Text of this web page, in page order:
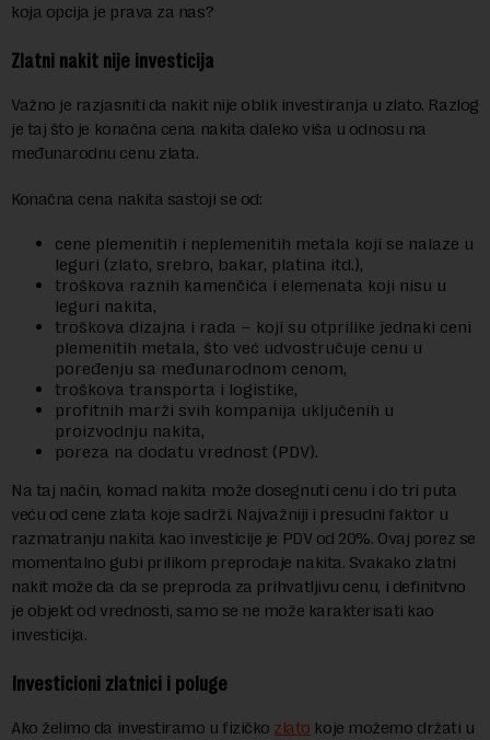
koja opcija je prava za nas?
Zlatni nakit nije investicija
Važno je razjasniti da nakit nije oblik investiranja u zlato. Razlog
je taj što je konačna cena nakita daleko viša u odnosu na
međunarodnu cenu zlata.
Konačna cena nakita sastoji se od:
cene plemenitih i neplemenitih metala koji se nalaze u
leguri (zlato, srebro, bakar, platina itd.),
troškova raznih kamenčića i elemenata koji nisu u
leguri nakita,
troškova dizajna i rada – koji su otprilike jednaki ceni
plemenitih metala, što već udvostručuje cenu u
poređenju sa međunarodnom cenom,
troškova transporta i logistike,
profitnih marži svih kompanija uključenih u
proizvodnju nakita,
poreza na dodatu vrednost (PDV).
Na taj način, komad nakita može dosegnuti cenu i do tri puta
veću od cene zlata koje sadrži. Najvažniji i presudni faktor u
razmatranju nakita kao investicije je PDV od 20%. Ovaj porez se
momentalno gubi prilikom preprodaje nakita. Svakako zlatni
nakit može da da se preproda za prihvatljivu cenu, i definitvno
je objekt od vrednosti, samo se ne može karakterisati kao
investicija.
Investicioni zlatnici i poluge
Ako želimo da investiramo u fizičko zlato koje možemo držati u